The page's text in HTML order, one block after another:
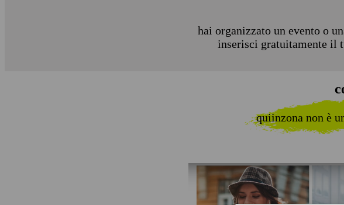
hai organizzato un evento o
inserisci gratuitamente il
quiinzona non è